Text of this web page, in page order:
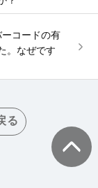
ーコードの有
。なぜです
る